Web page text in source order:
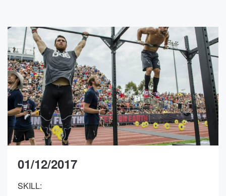
01/12/2017
SKILL: